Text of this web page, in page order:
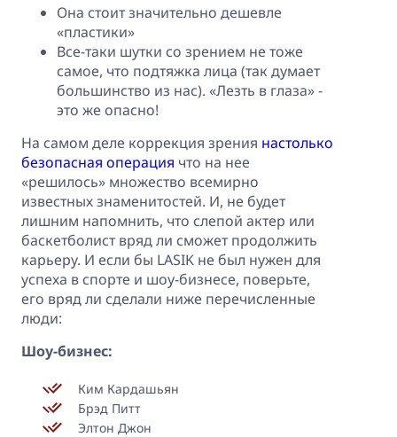
Она стоит значительно дешевле
«пластики»
Все-таки шутки со зрением не тоже
самое, что подтяжка лица (так думает
большинство из нас). «Лезть в глаза» -
это же опасно!
На самом деле коррекция зрения настолько
безопасная операция что на нее
«решилось» множество всемирно
известных знаменитостей. И, не будет
лишним напомнить, что слепой актер или
баскетболист вряд ли сможет продолжить
карьеру. И если бы LASIK не был нужен для
успеха в спорте и шоу-бизнесе, поверьте,
его вряд ли сделали ниже перечисленные
люди:
Шоу-бизнес:
Ким Кардашьян
Брэд Питт
Элтон Джон